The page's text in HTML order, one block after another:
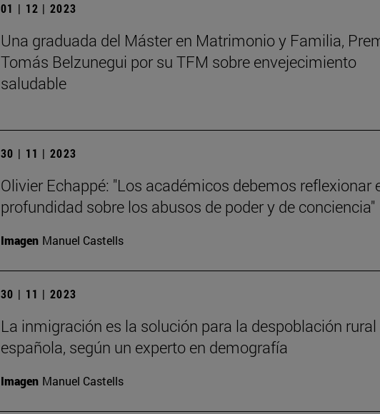
01 | 12 | 2023
Una graduada del Máster en Matrimonio y Familia,
Tomás Belzunegui por su TFM sobre envejecimiento
saludable
30 | 11 | 2023
Olivier Echappé: "Los académicos debemos reflexionar
profundidad sobre los abusos de poder y de conciencia"
Imagen Manuel Castells
30 | 11 | 2023
La inmigración es la solución para la despoblación rural
española, según un experto en demografía
Imagen Manuel Castells